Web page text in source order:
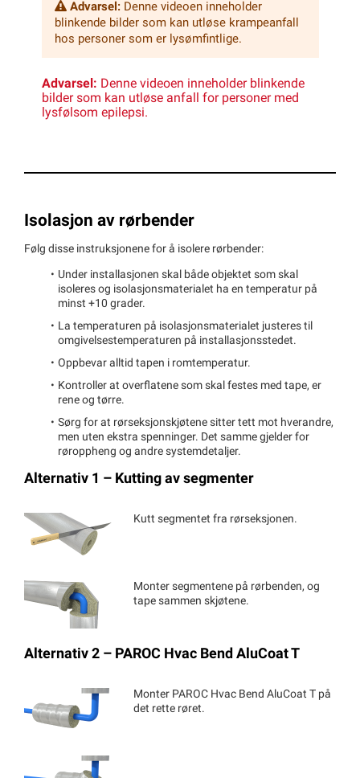
Advarsel: Denne videoen inneholder
blinkende bilder som kan utløse krampeanfall
hos personer som er lysømfintlige.
Advarsel: Denne videoen inneholder blinkende
bilder som kan utløse anfall for personer med
lysfølsom epilepsi.
Isolasjon av rørbender
Følg disse instruksjonene for å isolere rørbender:
Under installasjonen skal både objektet som skal
isoleres og isolasjonsmaterialet ha en temperatur på
minst +10 grader.
La temperaturen på isolasjonsmaterialet justeres til
omgivelsestemperaturen på installasjonsstedet.
Oppbevar alltid tapen i romtemperatur.
Kontroller at overflatene som skal festes med tape, er
rene og tørre.
Sørg for at rørseksjonskjøtene sitter tett mot hverandre,
men uten ekstra spenninger. Det samme gjelder for
røroppheng og andre systemdetaljer.
Alternativ 1 – Kutting av segmenter
Kutt segmentet fra rørseksjonen.
Monter segmentene på rørbenden, og
tape sammen skjøtene.
Alternativ 2 – PAROC Hvac Bend AluCoat T
Monter PAROC Hvac Bend AluCoat T på
det rette røret.